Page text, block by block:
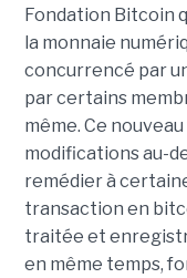
Fondation Bitcoin
la monnaie
concurrencé par
par certains
même. Ce
modifications au-
remédier à
transaction en
traitée et
en même temps,